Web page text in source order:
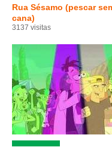
Rua Sésamo (pescar
cana)
3137 visitas